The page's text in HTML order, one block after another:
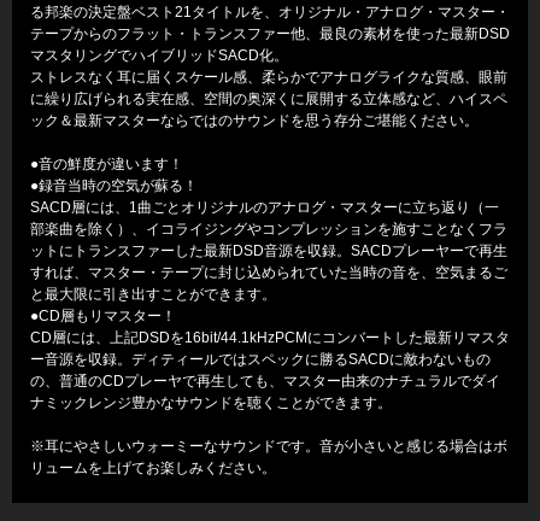
る邦楽の決定盤ベスト21タイトルを、オリジナル・アナログ・マスター・
テープからのフラット・トランスファー他、最良の素材を使った最新DSD
マスタリングでハイブリッドSACD化。
ストレスなく耳に届くスケール感、柔らかでアナログライクな質感、眼前
に繰り広げられる実在感、空間の奥深くに展開する立体感など、ハイスペ
ック＆最新マスターならではのサウンドを思う存分ご堪能ください。
●音の鮮度が違います！
●録音当時の空気が蘇る！
SACD層には、1曲ごとオリジナルのアナログ・マスターに立ち返り（一
部楽曲を除く）、イコライジングやコンプレッションを施すことなくフラ
ットにトランスファーした最新DSD音源を収録。SACDプレーヤーで再生
すれば、マスター・テープに封じ込められていた当時の音を、空気まるご
と最大限に引き出すことができます。
●CD層もリマスター！
CD層には、上記DSDを16bit/44.1kHzPCMにコンバートした最新リマスタ
ー音源を収録。ディティールではスペックに勝るSACDに敵わないもの
の、普通のCDプレーヤで再生しても、マスター由来のナチュラルでダイ
ナミックレンジ豊かなサウンドを聴くことができます。
※耳にやさしいウォーミーなサウンドです。音が小さいと感じる場合はボ
リュームを上げてお楽しみください。